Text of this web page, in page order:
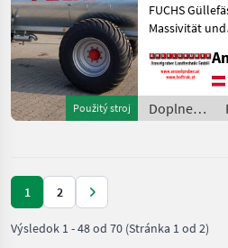
Použitý stroj
FUCHS
Massivität und
(Stärkste
Beste
führenden
Doplnenie
živin a
1 2
Výsledok 1-48od 70 (Stránka 1 od 2)